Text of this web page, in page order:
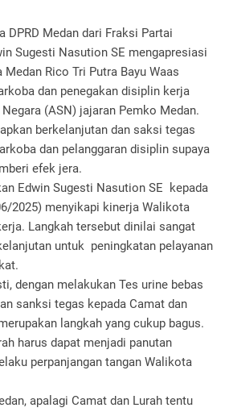
DPRD Medan dari Fraksi Partai
Sugesti Nasution SE mengapresiasi
Rico Tri Putra Bayu Waas
dan penegakan disiplin kerja
(ASN) jajaran Pemko Medan.
berkelanjutan dan saksi tegas
dan pelanggaran disiplin supaya
efek jera.
Edwin Sugesti Nasution SE kepada
2025) menyikapi kinerja Walikota
Langkah tersebut dinilai sangat
untuk peningkatan pelayanan
dengan melakukan Tes urine bebas
sanksi tegas kepada Camat dan
langkah yang cukup bagus.
harus dapat menjadi panutan
perpanjangan tangan Walikota
apalagi Camat dan Lurah tentu